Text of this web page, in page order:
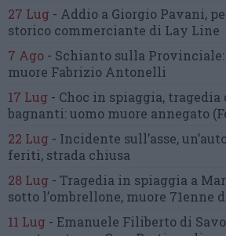
27 Lug - Addio a Giorgio Pavani,
storico commerciante di Lay Line
7 Ago - Schianto sulla Provinciale:
muore Fabrizio Antonelli
17 Lug - Choc in spiaggia, tragedia
bagnanti:uomo muore annegato
22 Lug - Incidente sull’asse,
feriti, strada chiusa
28 Lug - Tragedia in spiaggia a
sotto l’ombrellone, muore 71enne
11 Lug - Emanuele Filiberto di